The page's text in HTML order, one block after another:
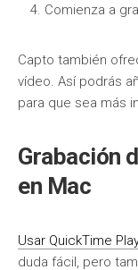
Comienza a
Capto también
vídeo. Así podrás
para que sea más
Grabación
en Mac
Usar QuickTime
duda fácil, pero